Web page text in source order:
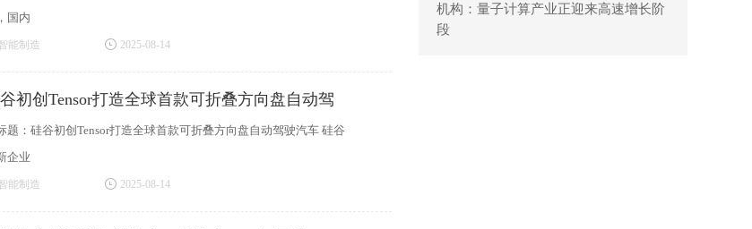
国内
能制造 2025-08-14
初创Tensor打造全球首款可折叠方向盘自动驾
题：硅谷初创Tensor打造全球首款可折叠方向盘自动驾驶汽车 硅谷
企业
能制造 2025-08-14
机构：量子计算产业正迎来高速增长阶
段